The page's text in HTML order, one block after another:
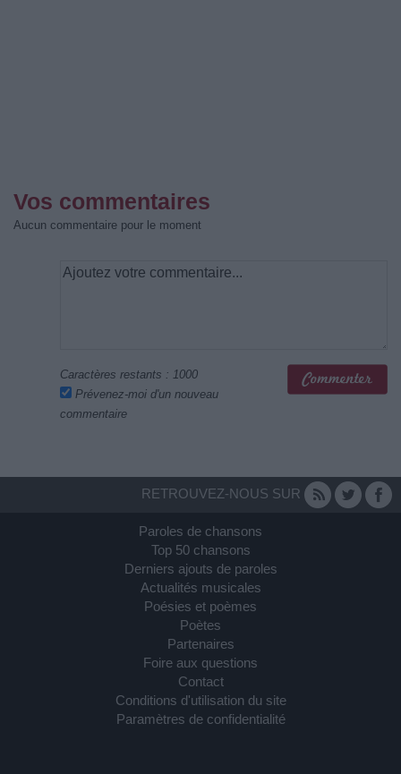
Vos commentaires
Aucun commentaire pour le moment
Caractères restants : 1000
Prévenez-moi d'un nouveau
commentaire
RETROUVEZ-NOUS SUR
Paroles de chansons
Top 50 chansons
Derniers ajouts de paroles
Actualités musicales
Poésies et poèmes
Poètes
Partenaires
Foire aux questions
Contact
Conditions d'utilisation du site
Paramètres de confidentialité